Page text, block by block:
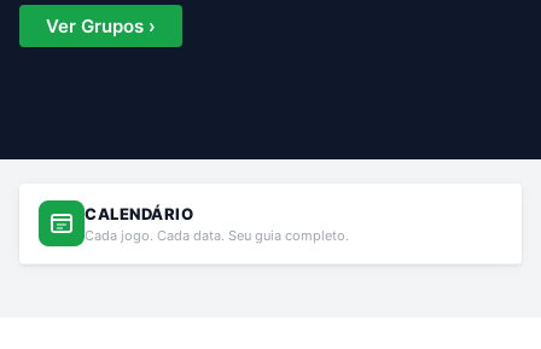
Ver Grupos ›
CALENDÁRIO
Cada jogo. Cada data. Seu guia completo.